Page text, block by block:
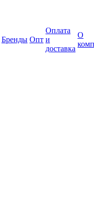
Бренды Опт
Оплата
и
доставка
О